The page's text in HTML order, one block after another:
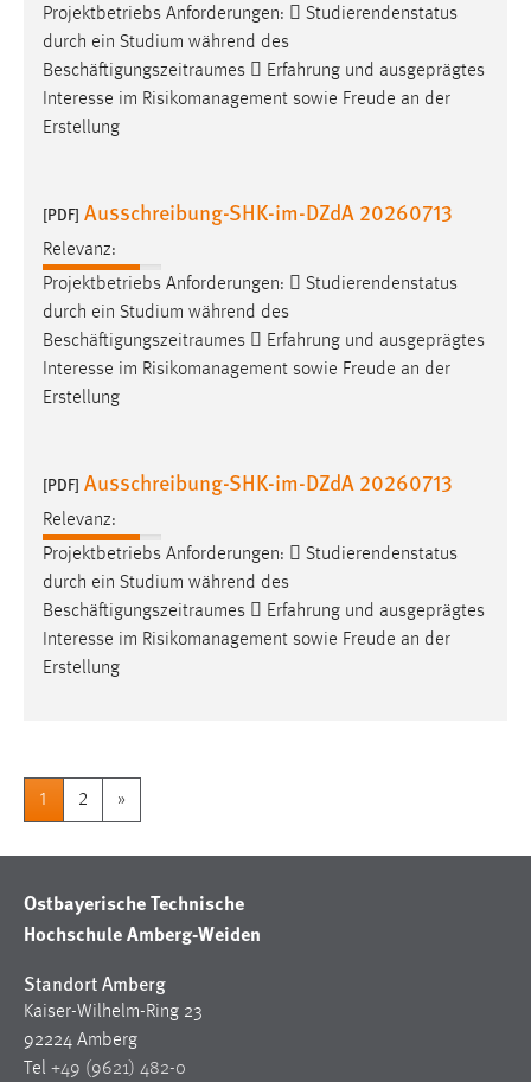
Projektbetriebs Anforderungen:  Studierendenstatus
durch ein Studium während des
Beschäftigungszeitraumes  Erfahrung und ausgeprägtes
Interesse im Risikomanagement sowie Freude an der
Erstellung
[PDF] Ausschreibung-SHK-im-DZdA 20260713
Relevanz:
Projektbetriebs Anforderungen:  Studierendenstatus
durch ein Studium während des
Beschäftigungszeitraumes  Erfahrung und ausgeprägtes
Interesse im Risikomanagement sowie Freude an der
Erstellung
[PDF] Ausschreibung-SHK-im-DZdA 20260713
Relevanz:
Projektbetriebs Anforderungen:  Studierendenstatus
durch ein Studium während des
Beschäftigungszeitraumes  Erfahrung und ausgeprägtes
Interesse im Risikomanagement sowie Freude an der
Erstellung
1 2 »
Ostbayerische Technische
Hochschule Amberg-Weiden
Standort Amberg
Kaiser-Wilhelm-Ring 23
92224 Amberg
Tel +49 (9621) 482-0